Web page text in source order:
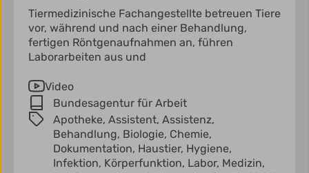
Tiermedizinische Fachangestellte betreuen Tiere
vor, während und nach einer Behandlung,
fertigen Röntgenaufnahmen an, führen
Laborarbeiten aus und
Video
Bundesagentur für Arbeit
Apotheke, Assistent, Assistenz,
Behandlung, Biologie, Chemie,
Dokumentation, Haustier, Hygiene,
Infektion, Körperfunktion, Labor, Medizin,